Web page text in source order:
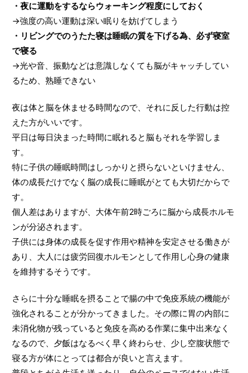
・夜に運動をするならウォーキング程度にしておく
→強度の高い運動は深い眠りを妨げてしまう
・リビングでのうたた寝は睡眠の質を下げる為、必ず寝室
で寝る
→光や音、振動などは意識しなくても脳がキャッチしてい
るため、熟睡できない
夜は体と脳を休ませる時間なので、それに反した行動は控
えた方がいいです。
平日は毎日決まった時間に眠れると脳もそれを学習しま
す。
特に子供の睡眠時間はしっかりと摂らないといけません、
体の成長だけでなく脳の成長に睡眠がとても大切だからで
す。
個人差はありますが、大体午前2時ごろに脳から成長ホルモ
ンが分泌されます。
子供には身体の成長を促す作用や精神を安定させる働きが
あり、大人には疲労回復ホルモンとして作用し心身の健康
を維持するそうです。
さらに十分な睡眠を摂ることで腸の中で免疫系統の機能が
強化されることが分かってきました。その際に胃の内部に
未消化物が残っていると免疫を高める作業に集中出来なく
なるので、夕飯はなるべく早く終わらせ、少し空腹状態で
寝る方が体にとっては都合が良いと言えます。